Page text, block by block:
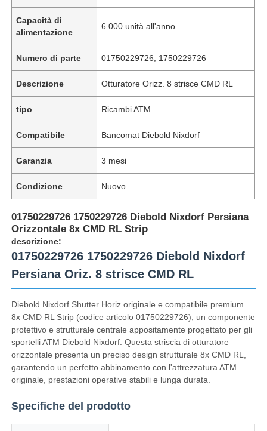
Capacità di
alimentazione
6.000 unità all'anno
Numero di parte 01750229726, 1750229726
Descrizione Otturatore Orizz. 8 strisce CMD RL
tipo Ricambi ATM
Compatibile Bancomat Diebold Nixdorf
Garanzia 3 mesi
Condizione Nuovo
01750229726 1750229726 Diebold Nixdorf Persiana
Orizzontale 8x CMD RL Strip
descrizione:
01750229726 1750229726 Diebold Nixdorf
Persiana Oriz. 8 strisce CMD RL
Diebold Nixdorf Shutter Horiz originale e compatibile premium.
8x CMD RL Strip (codice articolo 01750229726), un componente
protettivo e strutturale centrale appositamente progettato per gli
sportelli ATM Diebold Nixdorf. Questa striscia di otturatore
orizzontale presenta un preciso design strutturale 8x CMD RL,
garantendo un perfetto abbinamento con l'attrezzatura ATM
originale, prestazioni operative stabili e lunga durata.
Specifiche del prodotto